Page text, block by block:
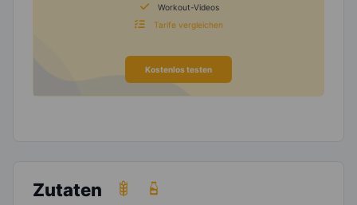
Workout-Videos
Tarife vergleichen
Kostenlos testen
Zutaten